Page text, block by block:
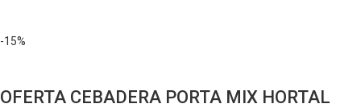
-15%
OFERTA CEBADERA PORTA MIX HORTAL